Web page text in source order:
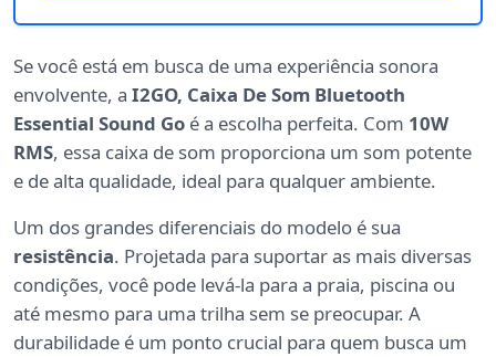
Se você está em busca de uma experiência sonora
envolvente, a I2GO, Caixa De Som Bluetooth
Essential Sound Go é a escolha perfeita. Com 10W
RMS, essa caixa de som proporciona um som potente
e de alta qualidade, ideal para qualquer ambiente.
Um dos grandes diferenciais do modelo é sua
resistência. Projetada para suportar as mais diversas
condições, você pode levá-la para a praia, piscina ou
até mesmo para uma trilha sem se preocupar. A
durabilidade é um ponto crucial para quem busca um